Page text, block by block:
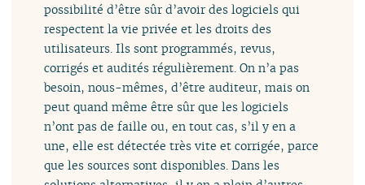
possibilité d’être sûr d’avoir des logiciels qui
respectent la vie privée et les droits des
utilisateurs. Ils sont programmés, revus,
corrigés et audités régulièrement. On n’a pas
besoin, nous-mêmes, d’être auditeur, mais on
peut quand même être sûr que les logiciels
n’ont pas de faille ou, en tout cas, s’il y en a
une, elle est détectée très vite et corrigée, parce
que les sources sont disponibles. Dans les